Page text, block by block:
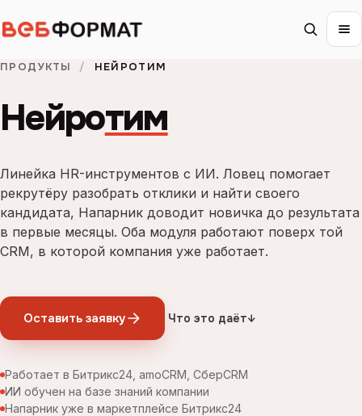
ПРОДУКТЫ / НЕЙРОТИМ
Нейротим
Линейка HR-инструментов с ИИ. Ловец помогает
рекрутёру разобрать отклики и найти своего
кандидата, Напарник доводит новичка до результата
в первые месяцы. Оба модуля работают поверх той
CRM, в которой компания уже работает.
Оставить заявку Что это даёт↓
Работает в Битрикс24, amoCRM, СберCRM
ИИ обучен на базе знаний компании
Напарник уже в маркетплейсе Битрикс24